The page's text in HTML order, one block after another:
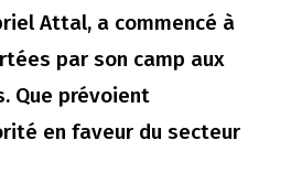
Attal, a commencé à
par son camp aux
Que prévoient
en faveur du secteur